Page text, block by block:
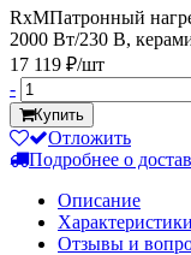
RxMПатронный
2000 Вт/230 В,
17 119 ₽/шт
-
Купить
Отложить
Подробнее о
Описание
Характеристики
Отзывы и